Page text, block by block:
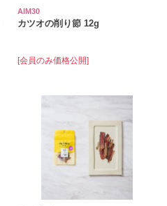
AIM30
カツオの削り節 12g
[会員のみ価格公開]